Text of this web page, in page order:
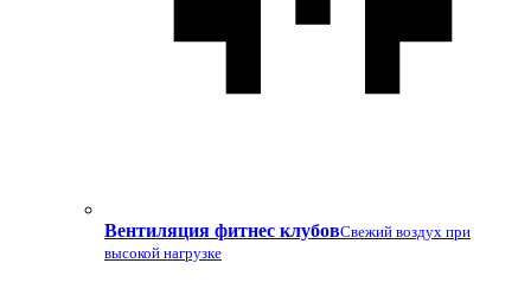
Вентиляция фитнес клубовСвежий воздух при
высокой нагрузке